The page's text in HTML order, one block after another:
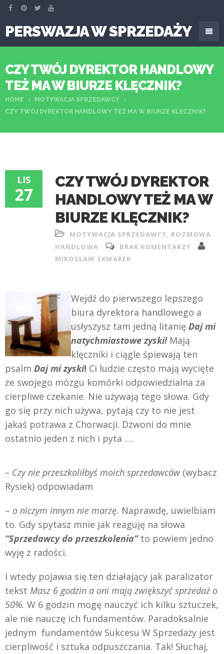
PERSWAZJA W SPRZEDAŻY
CZY TWÓJ DYREKTOR HANDLOWY
TEŻ MA W BIURZE KLĘCZNIK?
HOME
MOTYWACJA SPRZEDAWCY
CZY TWÓJ DYREKTOR HANDLOWY TEŻ MA W BIURZE KLĘCZNIK?
LIS
27
CZY TWÓJ DYREKTOR
HANDLOWY TEŻ MA W
BIURZE KLĘCZNIK?
MOTYWACJA SPRZEDAWCY, ROZMOWA
HANDLOWA
BRAK KOMENTARZY
MIROSŁAW SKWAREK
Wejdź do pierwszego lepszego
biura dyrektora handlowego a
usłyszysz tam jedną litanię Daj mi
natychmiastowe zyski!Mają
klęczniki i ciągle śpiewają ten
psalm Daj mi zyski! Ci ludzie często mają wycięte
ze swojego mózgu komórki odpowiedzialna za
cierpliwe czekanie. Nie używają tego słowa. Gdy
go się przy nich używa, pytają czy to nie jest
jakaś potrawa z Chorwacji. Dzwoni do mnie
ostatnio jeden z nich i pyta ….
– Czy nie przeszkoliłbyś moich sprzedawców(wybacz
Rysiek) odpowiadam
– o niczym innym nie marzę. Naprawdę, uwielbiam
to. Gdy spytasz mnie jak reaguję na słowa
“Sprzedawcy do przeszkolenia”to powiem jedno
wyję z radości.
I wtedy pojawia się ten działający jak paralizator
tekst Masz 6 godzin a oni mają zwiększyć sprzedaż o
50%. W 6 godzin mogę nauczyć ich kilku sztuczek,
ale nie nauczę ich fundamentów. Paradoksalnie
jednym fundamentów Sukcesu W Sprzedaży jest
cierpliwość i sztuka odpuszczania. Tak! Słuchaj,